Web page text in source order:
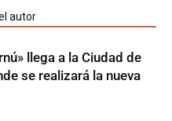
autor
llega a la Ciudad de
se realizará la nueva